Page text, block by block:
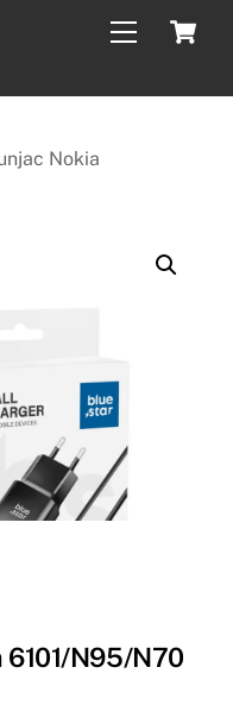
Menu
Nokia
6101/N95/N70